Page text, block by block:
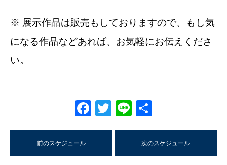
※ 展示作品は販売もしておりますので、もし気
になる作品などあれば、お気軽にお伝えくださ
い。
Facebook
Twitter
Line
前のスケジュール 次のスケジュール